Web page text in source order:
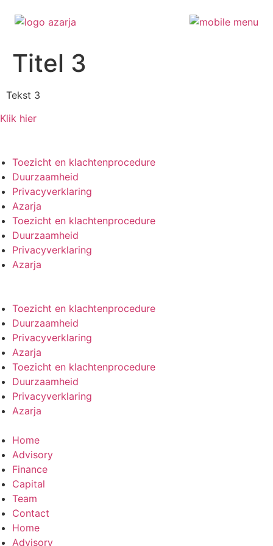
inhoud
Titel 3
Tekst 3
Klik hier
Toezicht en klachtenprocedure
Duurzaamheid
Privacyverklaring
Azarja
Toezicht en klachtenprocedure
Duurzaamheid
Privacyverklaring
Azarja
Toezicht en klachtenprocedure
Duurzaamheid
Privacyverklaring
Azarja
Toezicht en klachtenprocedure
Duurzaamheid
Privacyverklaring
Azarja
Home
Advisory
Finance
Capital
Team
Contact
Home
Advisory